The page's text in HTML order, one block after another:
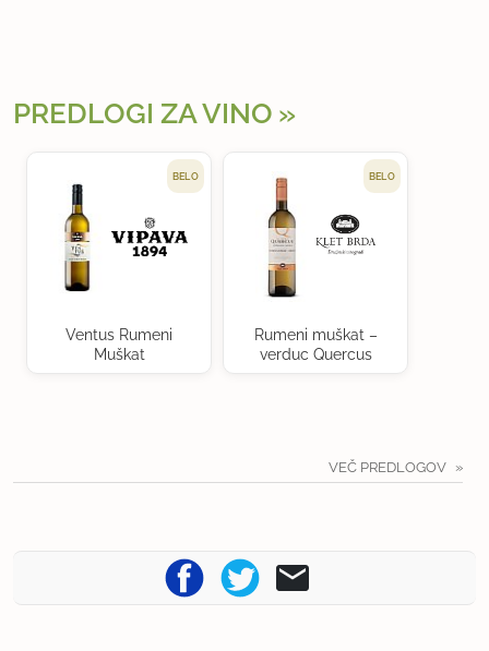
PREDLOGI ZA VINO
BELO
Ventus Rumeni
Muškat
BELO
Rumeni muškat –
verduc Quercus
VEČ PREDLOGOV